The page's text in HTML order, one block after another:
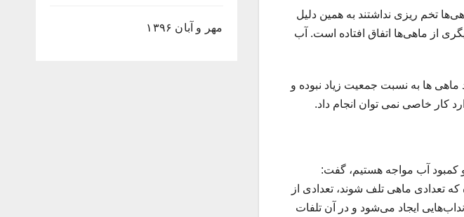
که ماهی‌ها تخم ریزی نداشتند به همین دلیل
از ماهی‌ها اتفاق افتاده است. آب
ماهی ها به نسبت جمعیت زیاد نبوده و
کمبود آب مواجه هستیم، گفت:
ماهی تلف شوند، تعدادی از
ایجاد می‌شود و در آن تلفات
مهر و آبان ۱۳۹۶